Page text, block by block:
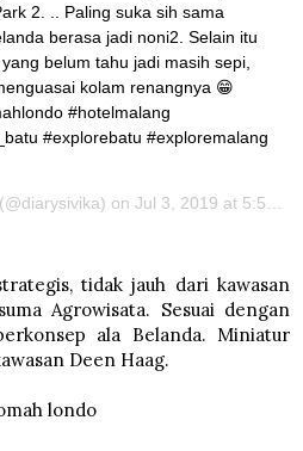
2. .. Paling suka sih sama
berasa jadi noni2. Selain itu
belum tahu jadi masih sepi,
kolam renangnya 😁
#hotelmalang
#explorebatu #exploremalang
(@diarysivika) onJul 3, 2019 at 5:50am PDT
tidak jauh dari kawasan
Agrowisata. Sesuai dengan
ala Belanda. Miniatur
Deen Haag.